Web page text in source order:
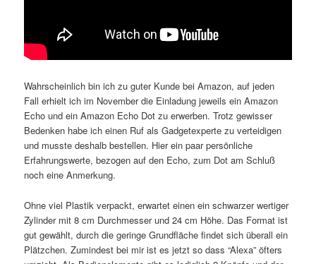
Wahrscheinlich bin ich zu guter Kunde bei Amazon, auf jeden
Fall erhielt ich im November die Einladung jeweils ein Amazon
Echo und ein Amazon Echo Dot zu erwerben. Trotz gewisser
Bedenken habe ich einen Ruf als Gadgetexperte zu verteidigen
und musste deshalb bestellen. Hier ein paar persönliche
Erfahrungswerte, bezogen auf den Echo, zum Dot am Schluß
noch eine Anmerkung.
Ohne viel Plastik verpackt, erwartet einen ein schwarzer wertiger
Zylinder mit 8 cm Durchmesser und 24 cm Höhe. Das Format ist
gut gewählt, durch die geringe Grundfläche findet sich überall ein
Plätzchen. Zumindest bei mir ist es jetzt so dass “Alexa” öfters